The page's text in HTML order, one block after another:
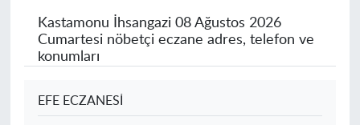
Kastamonu İhsangazi08 Ağustos 2026
Cumartesi nöbetçi eczane adres, telefon ve
konumları
EFE ECZANESİ